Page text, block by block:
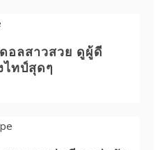
ดอลสาวสวย ดูผู้ดี
ไทป์สุดๆ